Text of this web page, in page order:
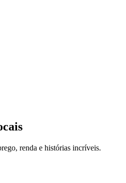
renda e histórias incríveis.